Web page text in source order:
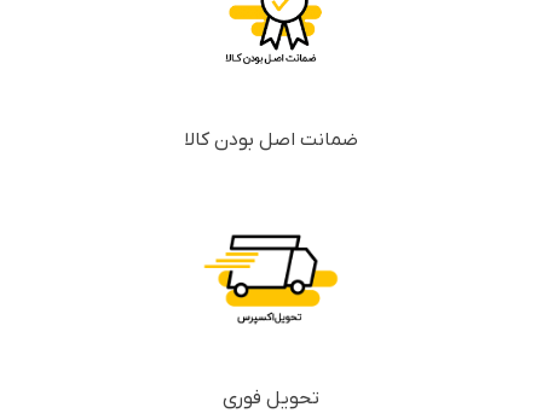
ضمانت اصل بودن کالا
تحویل فوری